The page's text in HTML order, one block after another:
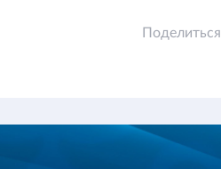
Поделиться